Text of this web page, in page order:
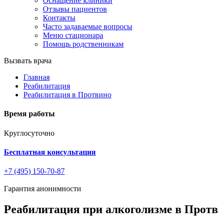
Отзывы пациентов
Контакты
Часто задаваемые вопросы
Меню стационара
Помощь родственникам
Вызвать врача
Главная
Реабилитация
Реабилитация в Протвино
Время работы
Круглосуточно
Бесплатная консультация
+7 (495) 150-70-87
Гарантия анонимности
Реабилитация при алкоголизме в